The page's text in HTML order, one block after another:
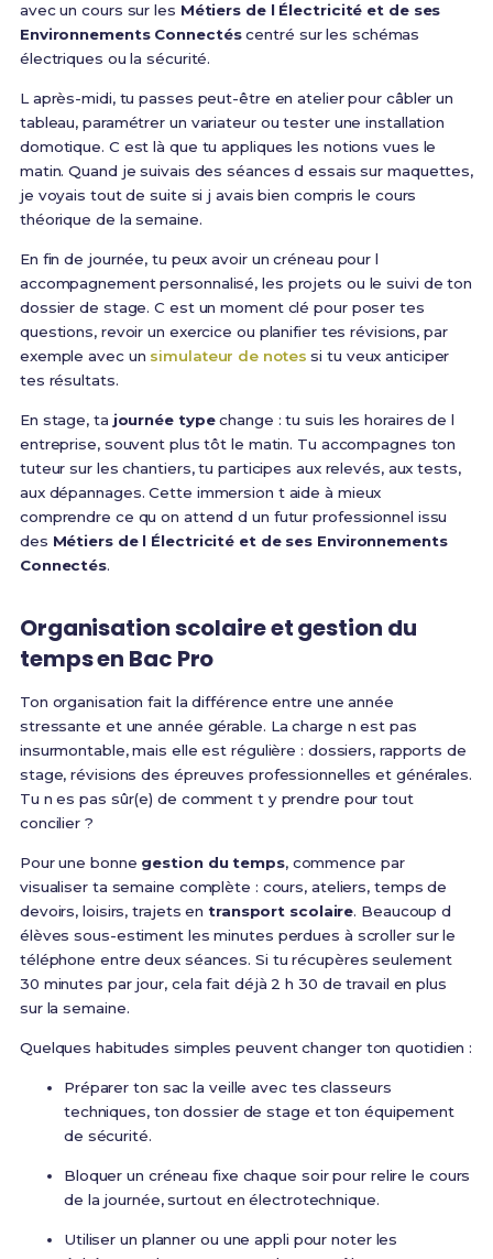
avec un cours sur les Métiers de l Électricité et de ses
Environnements Connectéscentré sur les schémas
électriques ou la sécurité.
L après-midi, tu passes peut-être en atelier pour câbler un
tableau, paramétrer un variateur ou tester une installation
domotique. C est là que tu appliques les notions vues le
matin. Quand je suivais des séances d essais sur maquettes,
je voyais tout de suite si j avais bien compris le cours
théorique de la semaine.
En fin de journée, tu peux avoir un créneau pour l
accompagnement personnalisé, les projets ou le suivi de ton
dossier de stage. C est un moment clé pour poser tes
questions, revoir un exercice ou planifier tes révisions, par
exemple avec un simulateur de notes si tu veux anticiper
tes résultats.
En stage, ta journée typechange : tu suis les horaires de l
entreprise, souvent plus tôt le matin. Tu accompagnes ton
tuteur sur les chantiers, tu participes aux relevés, aux tests,
aux dépannages. Cette immersion t aide à mieux
comprendre ce qu on attend d un futur professionnel issu
des Métiers de l Électricité et de ses Environnements
Connectés.
Organisation scolaire et gestion du
temps en Bac Pro
Ton organisation fait la différence entre une année
stressante et une année gérable. La charge n est pas
insurmontable, mais elle est régulière : dossiers, rapports de
stage, révisions des épreuves professionnelles et générales.
Tu n es pas sûr(e) de comment t y prendre pour tout
concilier ?
Pour une bonne gestion du temps, commence par
visualiser ta semaine complète : cours, ateliers, temps de
devoirs, loisirs, trajets entransport scolaire. Beaucoup d
élèves sous-estiment les minutes perdues à scroller sur le
téléphone entre deux séances. Si tu récupères seulement
30 minutes par jour, cela fait déjà 2 h 30 de travail en plus
sur la semaine.
Quelques habitudes simples peuvent changer ton quotidien :
Préparer ton sac la veille avec tes classeurs
techniques, ton dossier de stage et ton équipement
de sécurité.
Bloquer un créneau fixe chaque soir pour relire le cours
de la journée, surtout en électrotechnique.
Utiliser un planner ou une appli pour noter les